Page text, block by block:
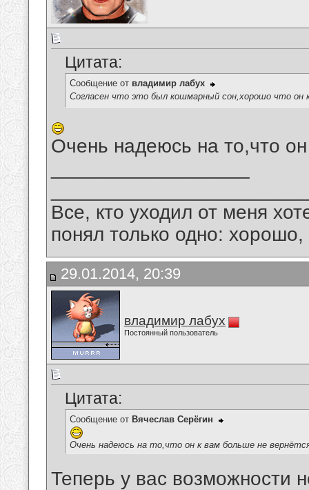
Цитата:
Сообщение от владимир лабух
Согласен что это был кошмарный сон,хорошо что он
Очень надеюсь на то,что
Все, кто уходил от меня
понял только одно:
29.01.2014, 20:39
владимир лабух
Постоянный пользователь
Цитата:
Сообщение от Вячеслав Серёгин
Очень надеюсь на то,что он к вам больше не
Теперь у вас возможности